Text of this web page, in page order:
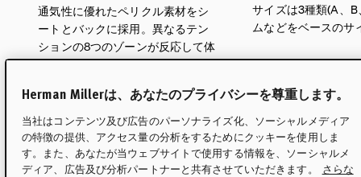
通気性に優れたペリクル素材をシ
ートとバックに採用。異なるテン
ションの8つのゾーンが反応して体
圧を緩和し、筋肉の疲労を軽減す
サイズは3種類(A、
ムなどをベースのサ
Herman Millerは、あなたのプライバシーを尊重します。
当社はコンテンツ及び広告のパーソナライズ化、ソーシャルメディア
の特徴の提供、アクセス量の分析をするためにクッキーを使用しま
す。また、あなたが当ウェブサイトで使用する情報を、ソーシャルメ
ディア、広告及び分析パートナーと共有させていただきます。
さらな